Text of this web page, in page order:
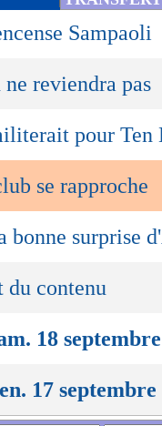
Sampaoli
reviendra pas
pour Ten
se rapproche
bonne surprise
du contenu
18
17 septembre